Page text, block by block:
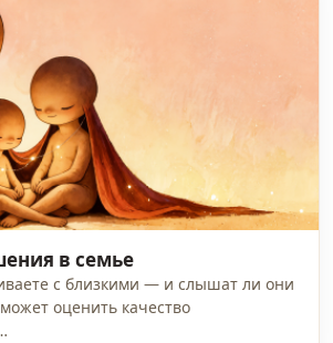
в семье
с близкими — и слышат ли они
оценить качество